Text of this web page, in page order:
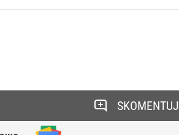
SKOMENTUJ